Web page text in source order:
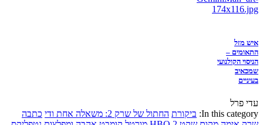
איש מזל
התאומים –
הניסוי הקולנועי
שמכאיב
בעיניים
עדי פרל
In this category: ביקורת החתול של שרק 2: משאלה אחת ודי
כתבה